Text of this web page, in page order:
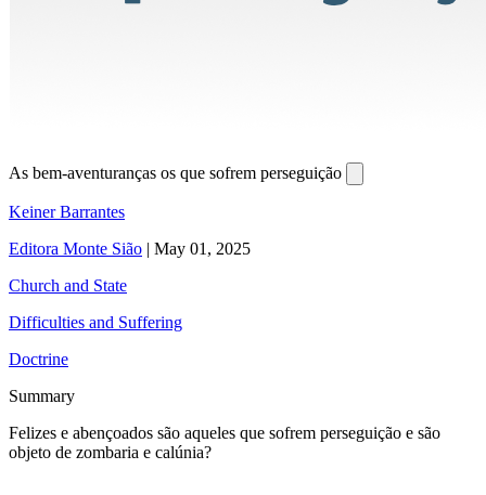
As bem-aventuranças os que sofrem perseguição
Keiner Barrantes
Editora Monte Sião | May 01, 2025
Church and State
Difficulties and Suffering
Doctrine
Summary
Felizes e abençoados são aqueles que sofrem perseguição e são
objeto de zombaria e calúnia?